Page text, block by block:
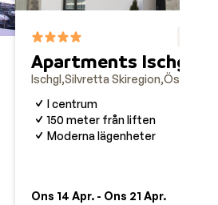
Apartments Ischgl
Ischgl Silvretta Skiregion Österrike
I centrum
150 meter från liften
Moderna lägenheter
Ons 14 Apr. - Ons 21 Apr.